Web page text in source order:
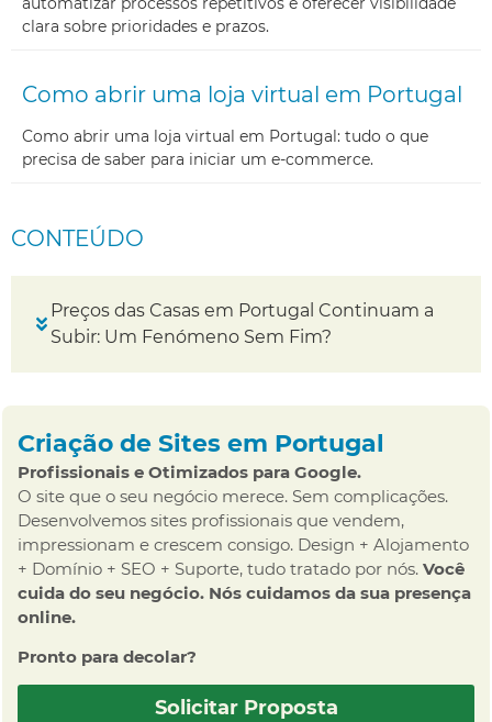
clara sobre prioridades e prazos.
Como abrir uma loja virtual em Portugal
Como abrir uma loja virtual em Portugal: tudo o que
precisa de saber para iniciar um e-commerce.
CONTEÚDO
Preços das Casas em Portugal Continuam a
Subir: Um Fenómeno Sem Fim?
Criação de Sites em Portugal
Profissionais e Otimizados para Google.
O site que o seu negócio merece. Sem complicações.
Desenvolvemos sites profissionais que vendem,
impressionam e crescem consigo. Design + Alojamento
+ Domínio + SEO + Suporte, tudo tratado por nós. Você
cuida do seu negócio. Nós cuidamos da sua presença
online.
Pronto para decolar?
Solicitar Proposta